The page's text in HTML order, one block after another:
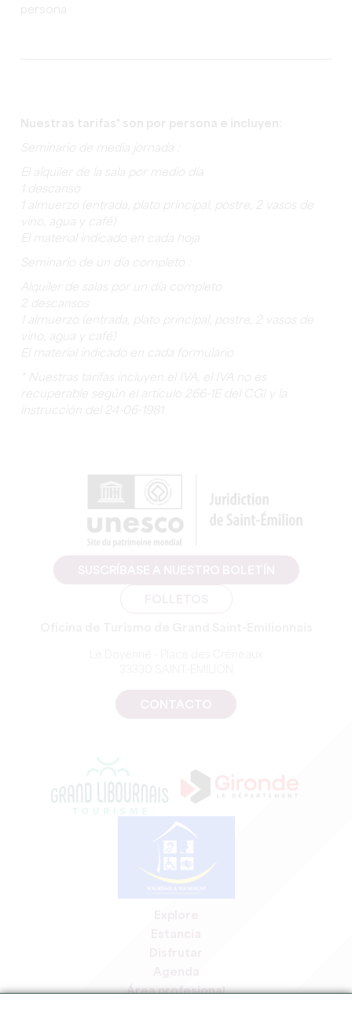
persona
Nuestras tarifas* son por persona e incluyen:
Seminario de media jornada :
El alquiler de la sala por medio día
1 descanso
1 almuerzo (entrada, plato principal, postre, 2 vasos de
vino, agua y café)
El material indicado en cada hoja
Seminario de un día completo :
Alquiler de salas por un día completo
2 descansos
1 almuerzo (entrada, plato principal, postre, 2 vasos de
vino, agua y café)
El material indicado en cada formulario
* Nuestras tarifas incluyen el IVA, el IVA no es
recuperable según el artículo 266-1E del CGI y la
instrucción del 24-06-1981
Área profesional